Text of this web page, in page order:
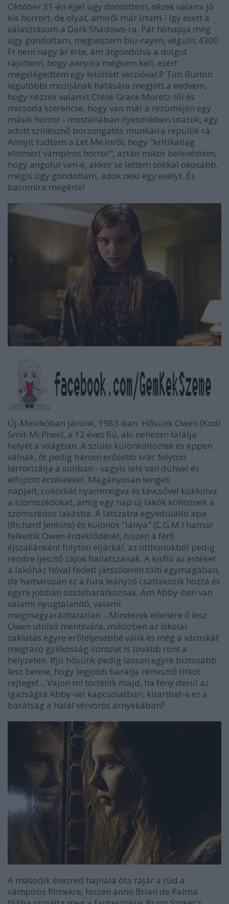
Október 31-én éjjel úgy döntöttem, nézek valami jó
kis horrort, de olyat, amiről már írtam - így esett a
választásom a Dark Shadows-ra. Pár hónapja még
úgy gondoltam, megveszem blu-rayen, végülis 4300
Ft nem nagy ár érte, ám átgondolva a dolgot
rájöttem, hogy annyira mégsem kell, ezért
megelégedtem egy letöltött verzióval:P Tim Burton
legutóbbi mozijának hatására megjött a kedvem,
hogy nézzek valamit Chloë Grace Moretz-től és
micsoda szerencse, hogy van már a rezüméjén egy
másik horror - mostanában ilyesmikben utazok, egy
adott színésznő borzongatós munkáira repülök rá.
Annyit tudtam a Let Me Inről, hogy "kritikailag
elismert vámpíros horror", aztán mikor belenéztem,
hogy angolul van-e, akkor se lettem sokkal okosabb,
mégis úgy gondoltam, adok neki egy esélyt. És
baromira megérte!
Új-Mexikóban járunk, 1983-ban. Hősünk Owen (Kodi
Smit-McPhee), a 12 éves fiú, aki nehezen találja
helyét a világban. A szülei különköltöztek és éppen
válnak, őt pedig három erősebb srác folyton
terrorizálja a suliban - vagyis tele van dühvel és
elfojtott érzésekkel. Magányosan tengeti
napjait, cukorkát nyammogva és távcsővel kukkolva
a szomszédokat, amíg egy nap új lakók költöznek a
szomszédos lakásba. A látszatra egyedülálló apa
(Richard Jenkins) és különös "lánya" (C.G.M.) hamar
felkeltik Owen érdeklődését, hiszen a férfi
éjszakánként folyton eljárkál, az otthonukból pedig
rendre ijesztő zajok hallatszanak. A kisfiú az estéket
a lakóház hóval fedett játszóterén tölti egymagában,
de hamarosan ez a fura leányzó csatlakozik hozzá és
egyre jobban összebarátkoznak. Ám Abby-ben van
valami nyugtalanító, valami
megmagyarázhatatlan... Mindezek ellenére ő lesz
Owen utolsó mentsvára, miközben az iskolai
zaklatás egyre erőteljesebbé válik és még a városkát
megrázó gyilkosság-sorozat is tovább ront a
helyzeten. Ifjú hősünk pedig lassan egyre biztosabb
lesz benne, hogy legjobb barátja rémisztő titkot
rejteget... Vajon mi történik majd, ha fény derül az
igazságra Abby-vel kapcsolatban; kitarthat-e ez a
barátság a halál vérvörös árnyékában?
A második évezred hajnala óta rájár a rúd a
vámpíros filmekre, hiszen anno Brian de Palma